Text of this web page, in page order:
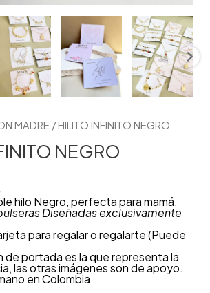
MADRE / HILITO INFINITO NEGRO
NEGRO
hilo Negro, perfecta para mamá,
Diseñadas exclusivamente
para regalar o regalarte (Puede
de portada es la que representa la
las otras imágenes son de apoyo.
en Colombia